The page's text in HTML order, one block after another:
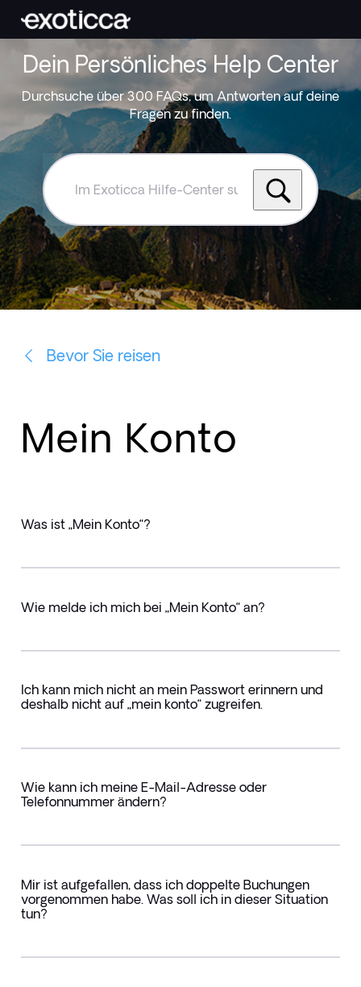
Dein Persönliches Help Center
Durchsuche über 300 FAQs, um Antworten auf deine
Fragen zu finden.
Hilfe-
Center
suchen
Bevor Sie reisen
Mein Konto
Was ist „Mein Konto“?
Wie melde ich mich bei „Mein Konto“ an?
Ich kann mich nicht an mein Passwort erinnern und
deshalb nicht auf „mein konto“ zugreifen.
Wie kann ich meine E-Mail-Adresse oder
Telefonnummer ändern?
Mir ist aufgefallen, dass ich doppelte Buchungen
vorgenommen habe. Was soll ich in dieser Situation
tun?